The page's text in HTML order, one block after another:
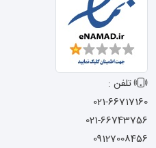
تلفن :
021-66717160
021-66743756
09127008456